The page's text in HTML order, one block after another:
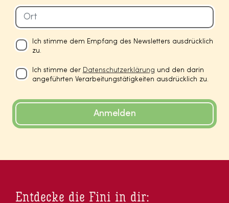
Ich stimme dem Empfang des Newsletters ausdrücklich
zu.
Ich stimme der Datenschutzerklärung und den darin
angeführten Verarbeitungstätigkeiten ausdrücklich zu.
Anmelden
Entdecke die Fini in dir: